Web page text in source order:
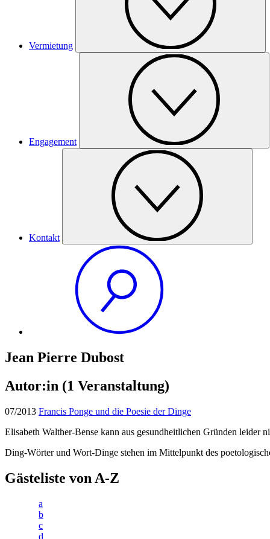
Vermietung
Engagement
Kontakt
Jean Pierre Dubost
Autor:in (1 Veranstaltung)
07/2013 Francis Ponge und die Poesie der Dinge
Elisabeth Walther-Bense kann aus gesundheitlichen Gründen leider
Ding-Wörter und Wort-Dinge stehen im Mittelpunkt des
Gästeliste von A-Z
a
b
c
d